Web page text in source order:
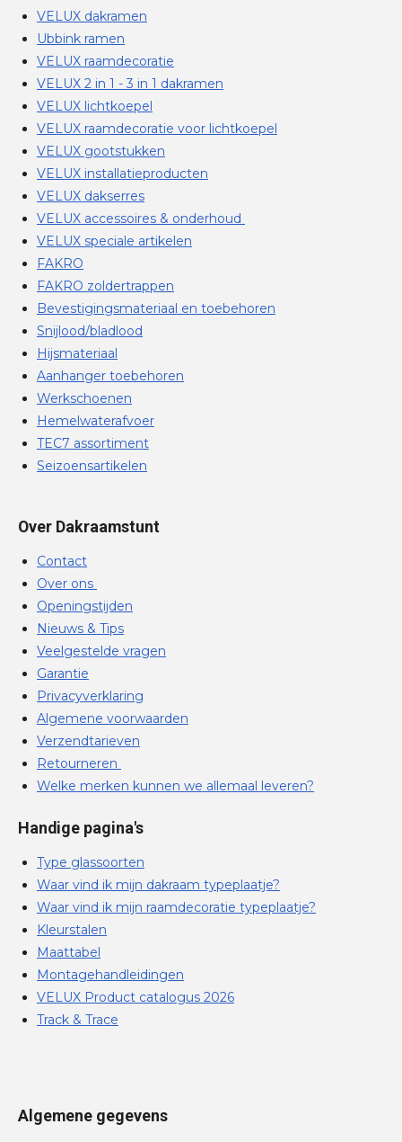
VELUX dakramen
Ubbink ramen
VELUX raamdecoratie
VELUX 2 in 1 - 3 in 1 dakramen
VELUX lichtkoepel
VELUX raamdecoratie voor lichtkoepel
VELUX gootstukken
VELUX installatieproducten
VELUX dakserres
VELUX accessoires & onderhoud
VELUX speciale artikelen
FAKRO
FAKRO zoldertrappen
Bevestigingsmateriaal en toebehoren
Snijlood/bladlood
Hijsmateriaal
Aanhanger toebehoren
Werkschoenen
Hemelwaterafvoer
TEC7 assortiment
Seizoensartikelen
Over Dakraamstunt
Contact
Over ons
Openingstijden
Nieuws & Tips
Veelgestelde vragen
Garantie
Privacyverklaring
Algemene voorwaarden
Verzendtarieven
Retourneren
Welke merken kunnen we allemaal leveren?
Handige pagina's
Type glassoorten
Waar vind ik mijn dakraam typeplaatje?
Waar vind ik mijn raamdecoratie typeplaatje?
Kleurstalen
Maattabel
Montagehandleidingen
VELUX Product catalogus 2026
Track & Trace
Algemene gegevens